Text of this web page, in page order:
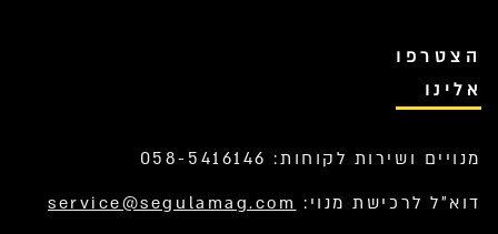
הצטרפו
אלינו
מנויים ושירות לקוחות: 058-5416146
דוא”ל לרכישת מנוי: service@segulamag.com